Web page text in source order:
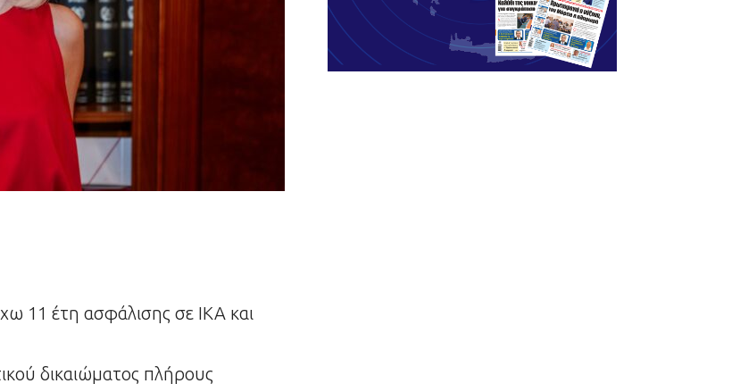
11 έτη ασφάλισης σε ΙΚΑ και
δικαιώματος πλήρους